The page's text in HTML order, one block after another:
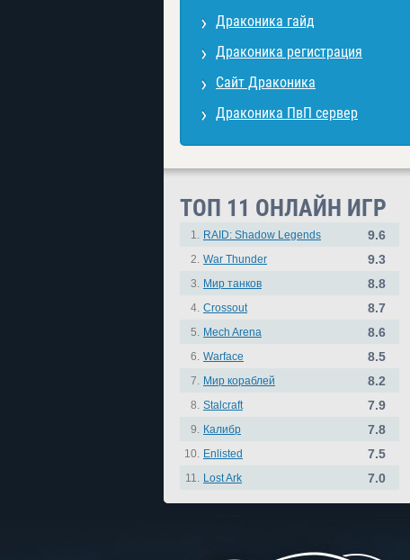
Драконика гайд
Драконика регистрация
Сайт Драконика
Драконика ПвП сервер
ТОП 11 ОНЛАЙН ИГР
1. RAID: Shadow Legends 9.6
2. War Thunder 9.3
3. Мир танков 8.8
4. Crossout 8.7
5. Mech Arena 8.6
6. Warface 8.5
7. Мир кораблей 8.2
8. Stalcraft 7.9
9. Калибр 7.8
10. Enlisted 7.5
11. Lost Ark 7.0